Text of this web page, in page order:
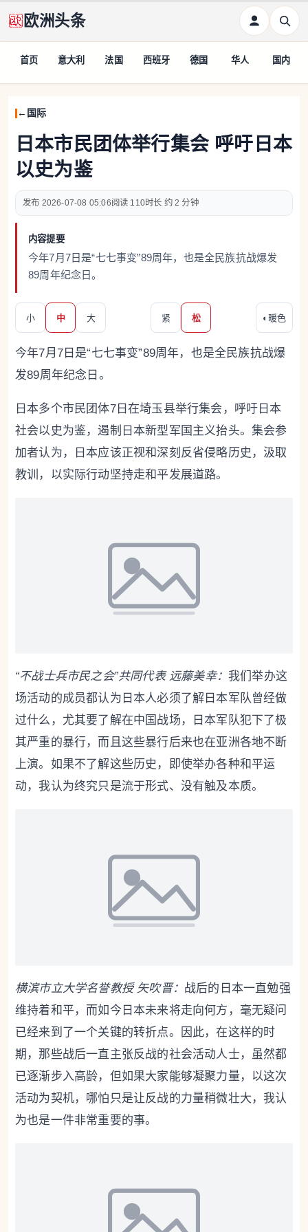
欧洲头条
首页 意大利 法国 西班牙 德国 华人 国内
国际
日本市民团体举行集会 呼吁日本
以史为鉴
2026-07-08 05:06 110 约 2 分钟
内容提要
今年7月7日是“七七事变”89周年，也是全民族抗战爆发
89周年纪念日。
小 中 大 紧 松 ◐ 暖色
今年7月7日是“七七事变”89周年，也是全民族抗战爆
发89周年纪念日。
日本多个市民团体7日在埼玉县举行集会，呼吁日本
社会以史为鉴，遏制日本新型军国主义抬头。集会参
加者认为，日本应该正视和深刻反省侵略历史，汲取
教训，以实际行动坚持走和平发展道路。
“不战士兵市民之会”共同代表 远藤美幸：我们举办这
场活动的成员都认为日本人必须了解日本军队曾经做
过什么，尤其要了解在中国战场，日本军队犯下了极
其严重的暴行，而且这些暴行后来也在亚洲各地不断
上演。如果不了解这些历史，即使举办各种和平运
动，我认为终究只是流于形式、没有触及本质。
横滨市立大学名誉教授 矢吹晋： 战后的日本一直勉强
维持着和平，而如今日本未来将走向何方，毫无疑问
已经来到了一个关键的转折点。因此，在这样的时
期，那些战后一直主张反战的社会活动人士，虽然都
已逐渐步入高龄，但如果大家能够凝聚力量，以这次
活动为契机，哪怕只是让反战的力量稍微壮大，我认
为也是一件非常重要的事。